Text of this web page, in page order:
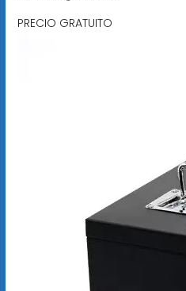
PRECIO GRATUITO